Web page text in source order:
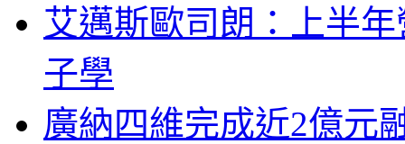
艾邁斯歐司朗：上半
子學
廣納四維完成近2億元